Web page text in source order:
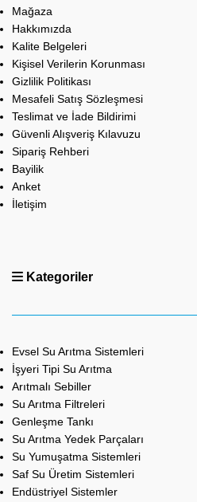
Mağaza
Hakkımızda
Kalite Belgeleri
Kişisel Verilerin Korunması
Gizlilik Politikası
Mesafeli Satış Sözleşmesi
Teslimat ve İade Bildirimi
Güvenli Alışveriş Kılavuzu
Sipariş Rehberi
Bayilik
Anket
İletişim
Kategoriler
Evsel Su Arıtma Sistemleri
İşyeri Tipi Su Arıtma
Arıtmalı Sebiller
Su Arıtma Filtreleri
Genleşme Tankı
Su Arıtma Yedek Parçaları
Su Yumuşatma Sistemleri
Saf Su Üretim Sistemleri
Endüstriyel Sistemler